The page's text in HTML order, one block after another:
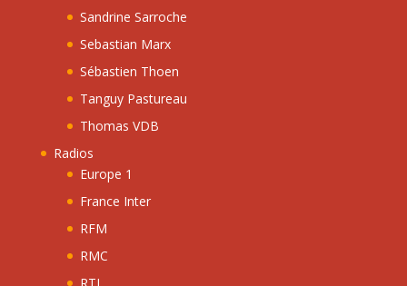
Sandrine Sarroche
Sebastian Marx
Sébastien Thoen
Tanguy Pastureau
Thomas VDB
Radios
Europe 1
France Inter
RFM
RMC